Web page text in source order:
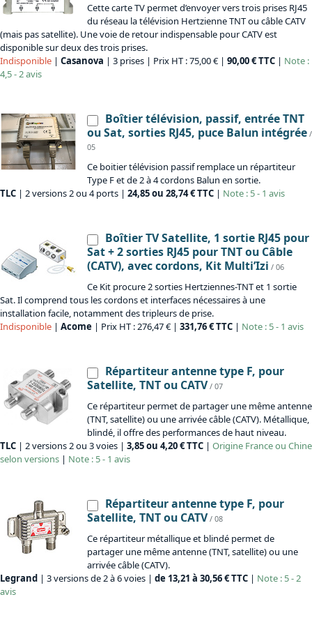
Cette carte TV permet d’envoyer vers trois prises RJ45
du réseau la télévision Hertzienne TNT ou câble CATV
(mais pas satellite). Une voie de retour indispensable pour CATV est
disponible sur deux des trois prises.
Indisponible | Casanova | 3 prises | Prix HT : 75,00 € | 90,00 € TTC | Note :
4,5 - 2 avis
Boîtier télévision, passif, entrée TNT
ou Sat, sorties RJ45, puce Balun intégrée /
05
Ce boitier télévision passif remplace un répartiteur
Type F et de 2 à 4 cordons Balun en sortie.
TLC | 2 versions 2 ou 4 ports | 24,85 ou 28,74 € TTC | Note : 5 - 1 avis
Boîtier TV Satellite, 1 sortie RJ45 pour
Sat + 2 sorties RJ45 pour TNT ou Câble
(CATV), avec cordons, Kit Multi’Izi / 06
Ce Kit procure 2 sorties Hertziennes-TNT et 1 sortie
Sat. Il comprend tous les cordons et interfaces nécessaires à une
installation facile, notamment des tripleurs de prise.
Indisponible | Acome | Prix HT : 276,47 € | 331,76 € TTC | Note : 5 - 1 avis
Répartiteur antenne type F, pour
Satellite, TNT ou CATV / 07
Ce répartiteur permet de partager une même antenne
(TNT, satellite) ou une arrivée câble (CATV). Métallique,
blindé, il offre des performances de haut niveau.
TLC | 2 versions 2 ou 3 voies | 3,85 ou 4,20 € TTC | Origine France ou Chine
selon versions | Note : 5 - 1 avis
Répartiteur antenne type F, pour
Satellite, TNT ou CATV / 08
Ce répartiteur métallique et blindé permet de
partager une même antenne (TNT, satellite) ou une
arrivée câble (CATV).
Legrand | 3 versions de 2 à 6 voies | de 13,21 à 30,56 € TTC | Note : 5 - 2
avis